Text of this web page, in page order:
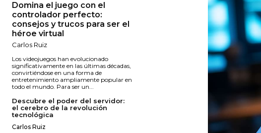
Domina el juego con el
controlador perfecto:
consejos y trucos para ser el
héroe virtual
Carlos Ruiz
Los videojuegos han evolucionado
significativamente en las últimas décadas,
convirtiéndose en una forma de
entretenimiento ampliamente popular en
todo el mundo. Para ser un...
Descubre el poder del servidor:
el cerebro de la revolución
tecnológica
Carlos Ruiz